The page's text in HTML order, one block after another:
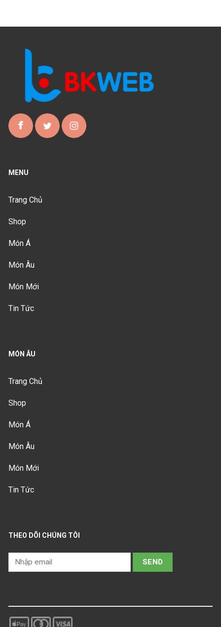
MENU
Trang Chủ
Shop
Món Á
Món Âu
Món Mới
Tin Tức
MÓN ÂU
Trang Chủ
Shop
Món Á
Món Âu
Món Mới
Tin Tức
THEO DÕI CHÚNG TÔI